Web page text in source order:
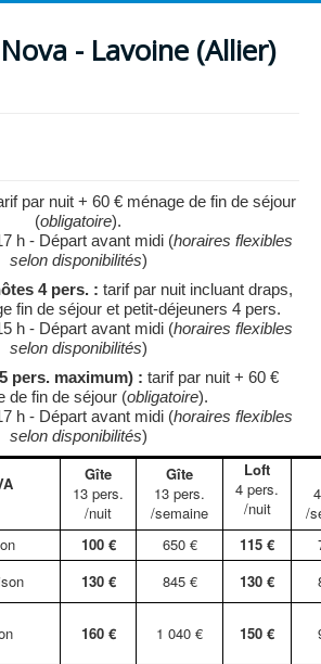
- Lavoine (Allier)
Gîte 12/13 pers.
Loft 4/5 pers.
Votre séjour Actualités
Tarifs
Contact Accès
par nuit + 60 € ménage de fin de séjour
(obligatoire).
h - Départ avant midi (horaires flexibles
selon disponibilités)
4 pers. : tarif par nuit incluant draps,
fin de séjour et petit-déjeuners 4 pers.
h - Départ avant midi (horaires flexibles
selon disponibilités)
pers. maximum) : tarif par nuit + 60 €
de fin de séjour (obligatoire).
h - Départ avant midi (horaires flexibles
selon disponibilités)
Gîte
13 pers.
/nuit
Gîte
13 pers.
/semaine
Loft
4 pers.
/nuit
/
100 € 650 € 115 €
130 € 845 € 130 €
160 € 1 040 € 150 €